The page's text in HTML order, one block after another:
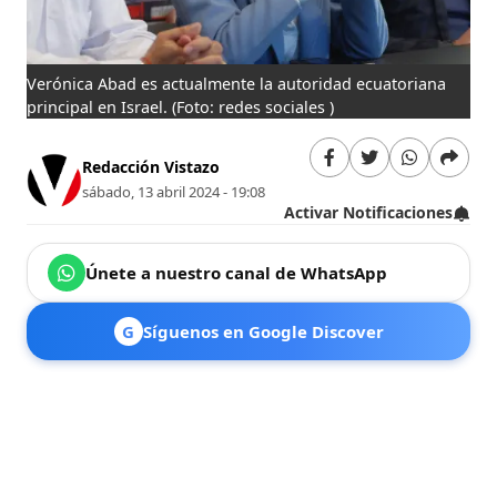
Verónica Abad es actualmente la autoridad ecuatoriana
principal en Israel. (Foto: redes sociales )
Redacción Vistazo
sábado, 13 abril 2024 - 19:08
Activar Notificaciones
Únete a nuestro canal de WhatsApp
G Síguenos en Google Discover